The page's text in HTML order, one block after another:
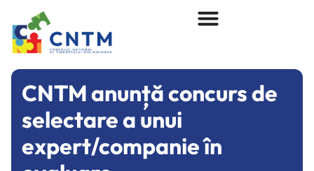
CNTM anunță concurs de
selectare a unui
expert/companie în